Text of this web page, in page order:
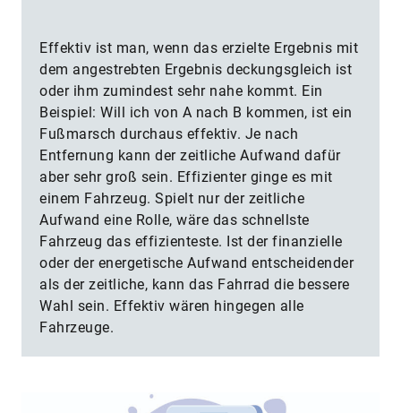
Effektiv ist man, wenn das erzielte Ergebnis mit
dem angestrebten Ergebnis deckungsgleich ist
oder ihm zumindest sehr nahe kommt. Ein
Beispiel: Will ich von A nach B kommen, ist ein
Fußmarsch durchaus effektiv. Je nach
Entfernung kann der zeitliche Aufwand dafür
aber sehr groß sein. Effizienter ginge es mit
einem Fahrzeug. Spielt nur der zeitliche
Aufwand eine Rolle, wäre das schnellste
Fahrzeug das effizienteste. Ist der finanzielle
oder der energetische Aufwand entscheidender
als der zeitliche, kann das Fahrrad die bessere
Wahl sein. Effektiv wären hingegen alle
Fahrzeuge.